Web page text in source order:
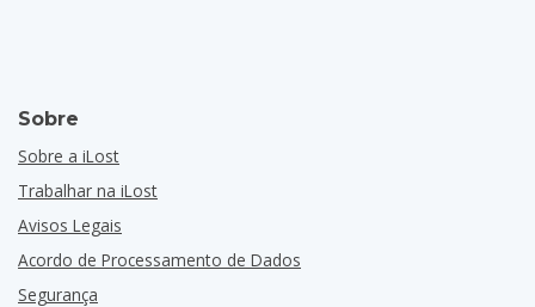
Sobre
Sobre a iLost
Trabalhar na iLost
Avisos Legais
Acordo de Processamento de Dados
Segurança